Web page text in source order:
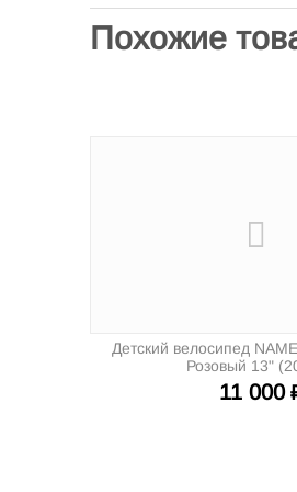
Похожие
Детский велосипед
Розовый 13"
11 000